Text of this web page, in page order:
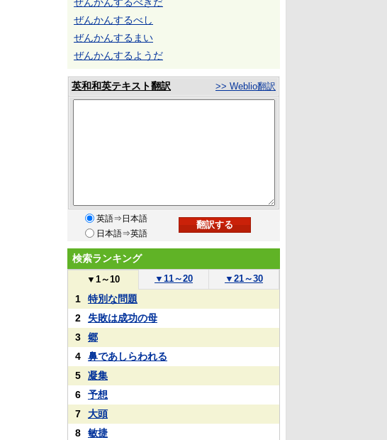
ぜんかんするべし
ぜんかんするまい
ぜんかんするようだ
英和和英テキスト翻訳 >> Weblio翻訳
英語⇒日本語
日本語⇒英語
検索ランキング
▼ 1～10 ▼ 11～20 ▼ 21～30
1
特別な問題
2
失敗は成功の母
3
郷
4
鼻であしらわれる
5
凝集
6
予想
7
大頭
8
敏捷